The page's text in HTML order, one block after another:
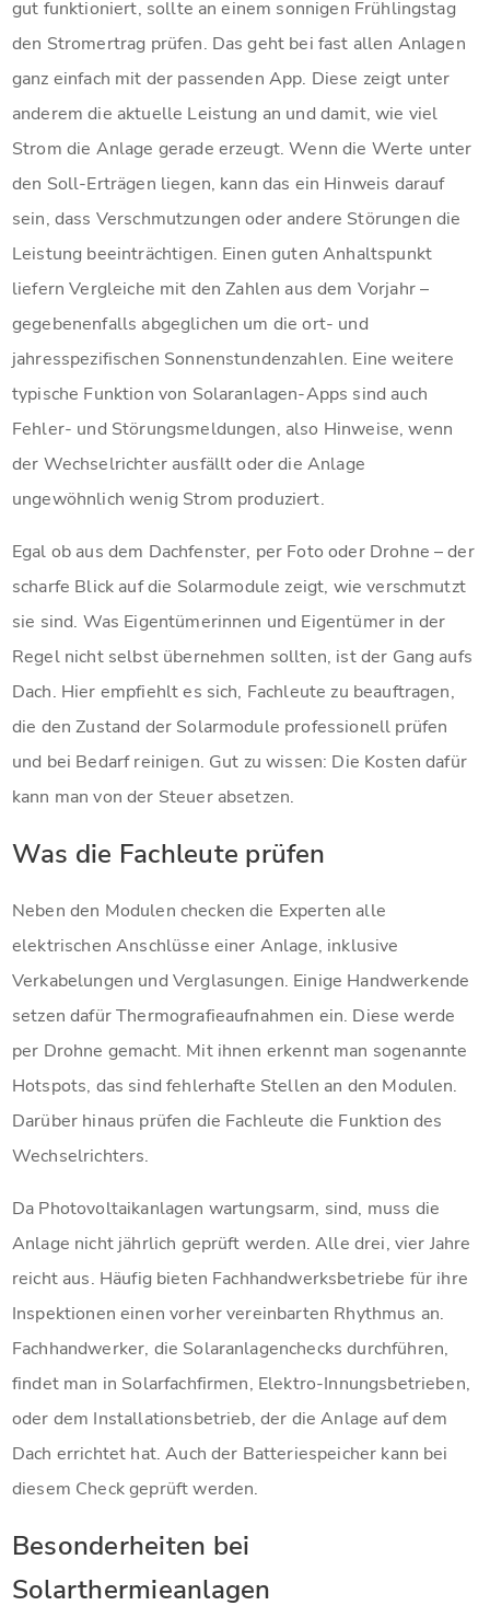
gut funktioniert, sollte an einem sonnigen Frühlingstag
den Stromertrag prüfen. Das geht bei fast allen Anlagen
ganz einfach mit der passenden App. Diese zeigt unter
anderem die aktuelle Leistung an und damit, wie viel
Strom die Anlage gerade erzeugt. Wenn die Werte unter
den Soll-Erträgen liegen, kann das ein Hinweis darauf
sein, dass Verschmutzungen oder andere Störungen die
Leistung beeinträchtigen. Einen guten Anhaltspunkt
liefern Vergleiche mit den Zahlen aus dem Vorjahr –
gegebenenfalls abgeglichen um die ort- und
jahresspezifischen Sonnenstundenzahlen. Eine weitere
typische Funktion von Solaranlagen-Apps sind auch
Fehler- und Störungsmeldungen, also Hinweise, wenn
der Wechselrichter ausfällt oder die Anlage
ungewöhnlich wenig Strom produziert.
Egal ob aus dem Dachfenster, per Foto oder Drohne – der
scharfe Blick auf die Solarmodule zeigt, wie verschmutzt
sie sind. Was Eigentümerinnen und Eigentümer in der
Regel nicht selbst übernehmen sollten, ist der Gang aufs
Dach. Hier empfiehlt es sich, Fachleute zu beauftragen,
die den Zustand der Solarmodule professionell prüfen
und bei Bedarf reinigen. Gut zu wissen: Die Kosten dafür
kann man von der Steuer absetzen.
Was die Fachleute prüfen
Neben den Modulen checken die Experten alle
elektrischen Anschlüsse einer Anlage, inklusive
Verkabelungen und Verglasungen. Einige Handwerkende
setzen dafür Thermografieaufnahmen ein. Diese werde
per Drohne gemacht. Mit ihnen erkennt man sogenannte
Hotspots, das sind fehlerhafte Stellen an den Modulen.
Darüber hinaus prüfen die Fachleute die Funktion des
Wechselrichters.
Da Photovoltaikanlagen wartungsarm, sind, muss die
Anlage nicht jährlich geprüft werden. Alle drei, vier Jahre
reicht aus. Häufig bieten Fachhandwerksbetriebe für ihre
Inspektionen einen vorher vereinbarten Rhythmus an.
Fachhandwerker, die Solaranlagenchecks durchführen,
findet man in Solarfachfirmen, Elektro-Innungsbetrieben,
oder dem Installationsbetrieb, der die Anlage auf dem
Dach errichtet hat. Auch der Batteriespeicher kann bei
diesem Check geprüft werden.
Besonderheiten bei
Solarthermieanlagen